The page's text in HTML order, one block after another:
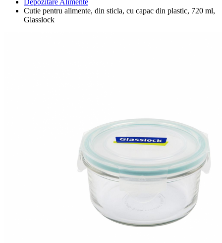
Depozitare Alimente
Cutie pentru alimente, din sticla, cu capac din plastic, 720 ml,
Glasslock